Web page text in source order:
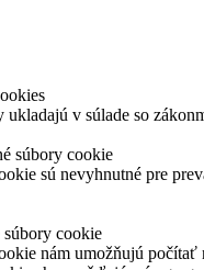
v súlade so
súbory cookie
sú nevyhnutné pre
cookie
nám umožňujú počítať